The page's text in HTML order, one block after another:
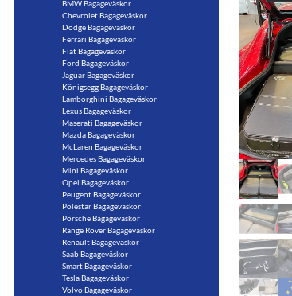
BMW Bagageväskor
Chevrolet Bagageväskor
Dodge Bagageväskor
Ferrari Bagageväskor
Fiat Bagageväskor
Ford Bagageväskor
Jaguar Bagageväskor
Königsegg Bagageväskor
Lamborghini Bagageväskor
Lexus Bagageväskor
Maserati Bagageväskor
Mazda Bagageväskor
McLaren Bagageväskor
Mercedes Bagageväskor
Mini Bagageväskor
Opel Bagageväskor
Peugeot Bagageväskor
Polestar Bagageväskor
Porsche Bagageväskor
Range Rover Bagageväskor
Renault Bagageväskor
Saab Bagageväskor
Smart Bagageväskor
Tesla Bagageväskor
Volvo Bagageväskor